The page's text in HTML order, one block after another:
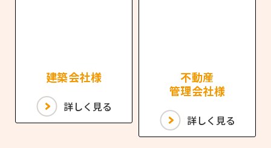
不動産
管理会社様
詳しく見る
建築会社様
詳しく見る